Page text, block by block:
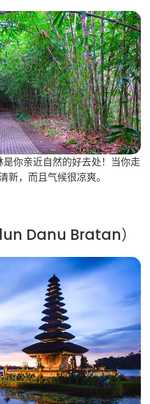
你亲近自然的好去处！当你走
新，而且气候很凉爽。
Danu Bratan）